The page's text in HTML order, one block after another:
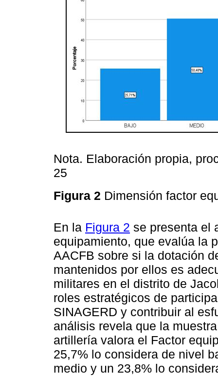
Nota. Elaboración propia,
25
Figura 2 Dimensión factor
En la Figura 2 se presenta el
equipamiento, que evalúa la
AACFB sobre si la dotación
mantenidos por ellos es
militares en el distrito de
roles estratégicos de
SINAGERD y contribuir al
análisis revela que la
artillería valora el Factor
25,7% lo considera de nivel
medio y un 23,8% lo